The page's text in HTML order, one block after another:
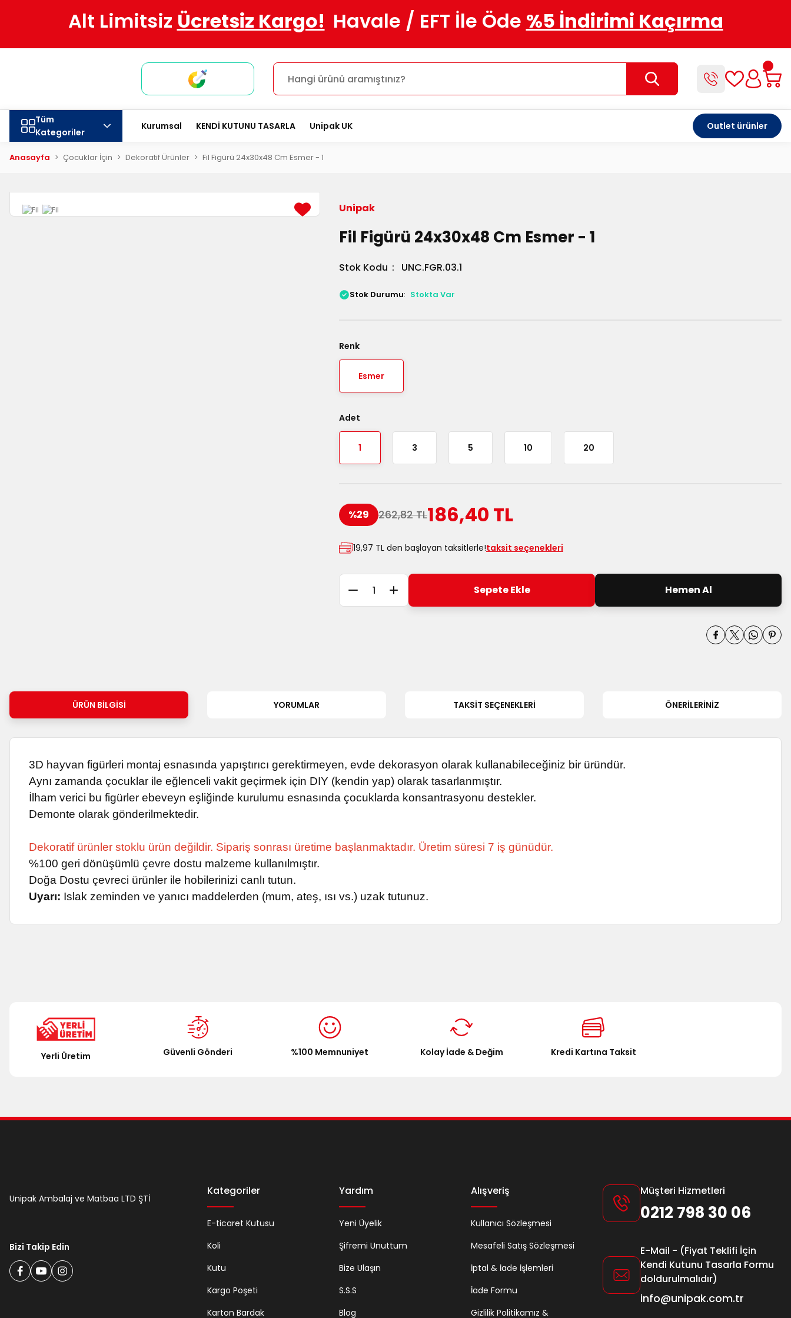
Alt Limitsiz Ücretsiz Kargo! Havale / EFT İle Öde %5 İndirimi Kaçırma
Tüm
Kategoriler
Kurumsal KENDİ KUTUNU TASARLA Unipak UK Outlet ürünler
Anasayfa Çocuklar İçin Dekoratif Ürünler Fil Figürü 24x30x48 Cm Esmer - 1
Unipak
Fil Figürü 24x30x48 Cm Esmer - 1
Stok Kodu UNC.FGR.03.1
Stok Durumu Stokta Var
Renk
Esmer
Adet
1 3 5 10 20
%29 262,82 TL186,40 TL
19,97 TL den başlayan taksitlerle!taksit seçenekleri
Sepete Ekle Hemen Al
ÜRÜN BILGISI YORUMLAR TAKSIT SEÇENEKLERI ÖNERILERINIZ
3D hayvan figürleri montaj esnasında yapıştırıcı gerektirmeyen, evde dekorasyon olarak kullanabileceğiniz bir üründür.
Aynı zamanda çocuklar ile eğlenceli vakit geçirmek için DIY (kendin yap) olarak tasarlanmıştır.
İlham verici bu figürler ebeveyn eşliğinde kurulumu esnasında çocuklarda konsantrasyonu destekler.
Demonte olarak gönderilmektedir.
Dekoratif ürünler stoklu ürün değildir. Sipariş sonrası üretime başlanmaktadır. Üretim süresi 7 iş günüdür.
%100 geri dönüşümlü çevre dostu malzeme kullanılmıştır.
Doğa Dostu çevreci ürünler ile hobilerinizi canlı tutun.
Uyarı: Islak zeminden ve yanıcı maddelerden (mum, ateş, ısı vs.) uzak tutunuz.
Ürün bilgilerinde hatalar bulunuyor.
Ürün fiyatı diğer sitelerden daha pahalı.
Bu ürüne benzer farklı alternatifler olmalı.
Yerli Üretim Güvenli Gönderi %100 Memnuniyet Kolay İade & Değim Kredi Kartına Taksit
Unipak Ambalaj ve Matbaa LTD ŞTİ
Bizi Takip Edin
Kategoriler
E-ticaret Kutusu
Koli
Kutu
Kargo Poşeti
Karton Bardak
Yardım
Yeni Üyelik
Şifremi Unuttum
Bize Ulaşın
S.S.S
Blog
Alışveriş
Kullanıcı Sözleşmesi
Mesafeli Satış Sözleşmesi
İptal & İade İşlemleri
İade Formu
Gizlilik Politikamız &
Müşteri Hizmetleri
0212 798 30 06
E-Mail - (Fiyat Teklifi İçin
Kendi Kutunu Tasarla Formu
doldurulmalıdır)
info@unipak.com.tr